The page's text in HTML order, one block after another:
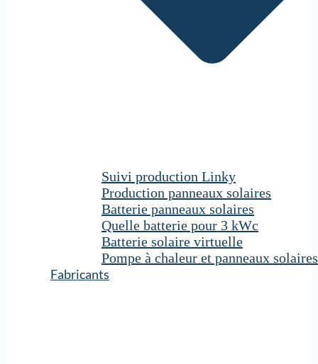
Suivi production Linky
Production panneaux solaires
Batterie panneaux solaires
Quelle batterie pour 3 kWc
Batterie solaire virtuelle
Pompe à chaleur et panneaux solaires
Fabricants